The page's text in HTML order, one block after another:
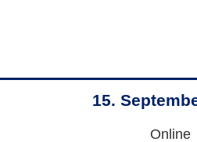
15.
Online